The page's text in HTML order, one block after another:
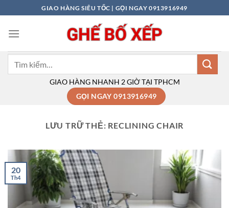
qua
nội
GIAO HÀNG SIÊU TỐC | GỌI NGAY 0913916949
GIAO HÀNG NHANH 2 GIỜ TẠI TPHCM
GỌI NGAY 0913916949
LƯU TRỮ THẺ: RECLINING CHAIR
20
Th4